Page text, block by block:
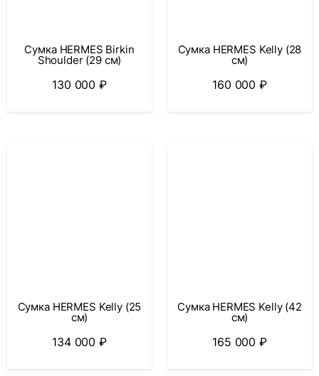
Сумка HERMES Birkin
Shoulder (29 см)
130 000 ₽
Сумка HERMES Kelly (28
см)
160 000 ₽
Сумка HERMES Kelly (25
см)
134 000 ₽
Сумка HERMES Kelly (42
см)
165 000 ₽